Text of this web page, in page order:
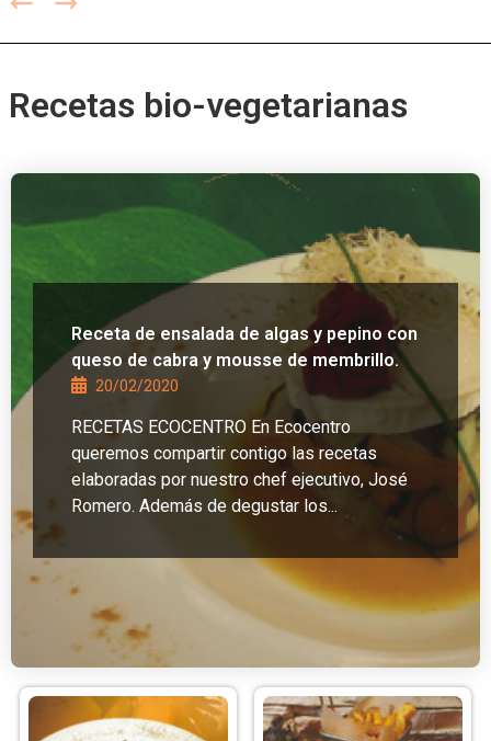
Recetas bio-vegetarianas
Receta de ensalada de algas y pepino con
queso de cabra y mousse de membrillo.
20/02/2020
RECETAS ECOCENTRO En Ecocentro
queremos compartir contigo las recetas
elaboradas por nuestro chef ejecutivo, José
Romero. Además de degustar los...